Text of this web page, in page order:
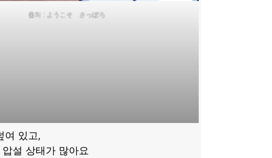
출처 : ようこそ さっぽろ
여 있고,
설 상태가 많아요